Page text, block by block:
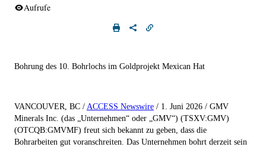
Aufrufe
Bohrung des 10. Bohrlochs im Goldprojekt Mexican Hat
VANCOUVER, BC / ACCESS Newswire / 1. Juni 2026 / GMV
Minerals Inc. (das „Unternehmen“ oder „GMV“) (TSXV:GMV)
(OTCQB:GMVMF) freut sich bekannt zu geben, dass die
Bohrarbeiten gut voranschreiten. Das Unternehmen bohrt derzeit sein